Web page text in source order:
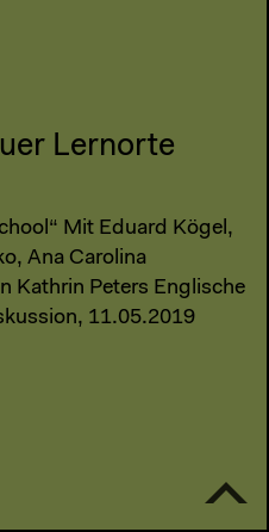
Lernorte
Mit Eduard Kögel,
Ana Carolina
Kathrin Peters Englische
11.05.2019